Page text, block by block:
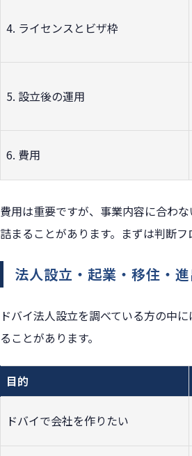
4. ライセンスとビザ枠
5. 設立後の運用
6. 費用
費用は重要ですが、事業内容に合わ
詰まることがあります。まずは判断
法人設立・起業・移住・
ドバイ法人設立を調べている方の中
ることがあります。
目的
ドバイで会社を作りたい